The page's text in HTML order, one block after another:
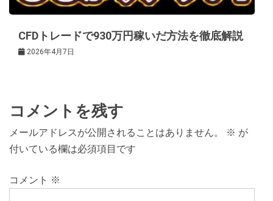
CFDトレードで930万円稼いだ方法を徹底解説
2026年4月7日
コメントを残す
メールアドレスが公開されることはありません。 ※ が
付いている欄は必須項目です
コメント ※